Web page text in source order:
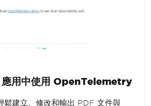
用中使用 OpenTelemetry
鬆建立、修改和輸出 PDF 文件與